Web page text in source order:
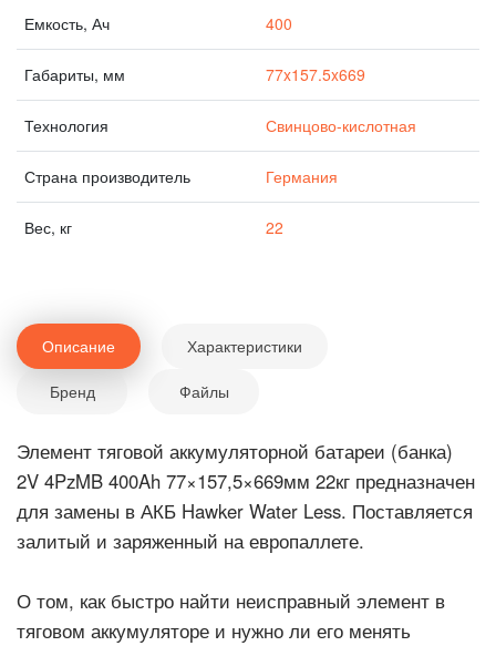
Емкость, Ач 400
Габариты, мм 77x157.5x669
Технология Свинцово-кислотная
Страна производитель Германия
Вес, кг 22
Описание Характеристики
Бренд Файлы
Элемент тяговой аккумуляторной батареи (банка)
2V 4PzMB 400Ah 77×157,5×669мм 22кг предназначен
для замены в АКБ Hawker Water Less. Поставляется
залитый и заряженный на европаллете.
О том, как быстро найти неисправный элемент в
тяговом аккумуляторе и нужно ли его менять